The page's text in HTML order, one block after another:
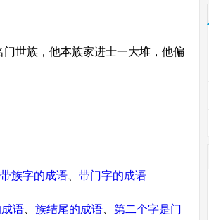
世族，他本族家进士一大堆，他偏
带族字的成语 带门字的成语
语 族结尾的成语
第二个字是门